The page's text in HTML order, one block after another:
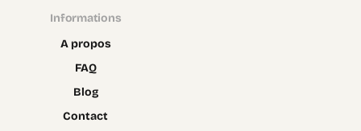
Informations
A propos
FAQ
Blog
Contact